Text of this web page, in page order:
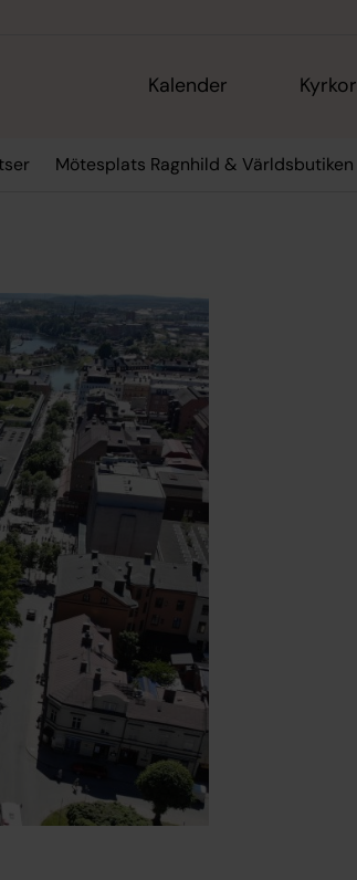
Kalender Kyrkor
Mötesplats Ragnhild & Världsbutiken